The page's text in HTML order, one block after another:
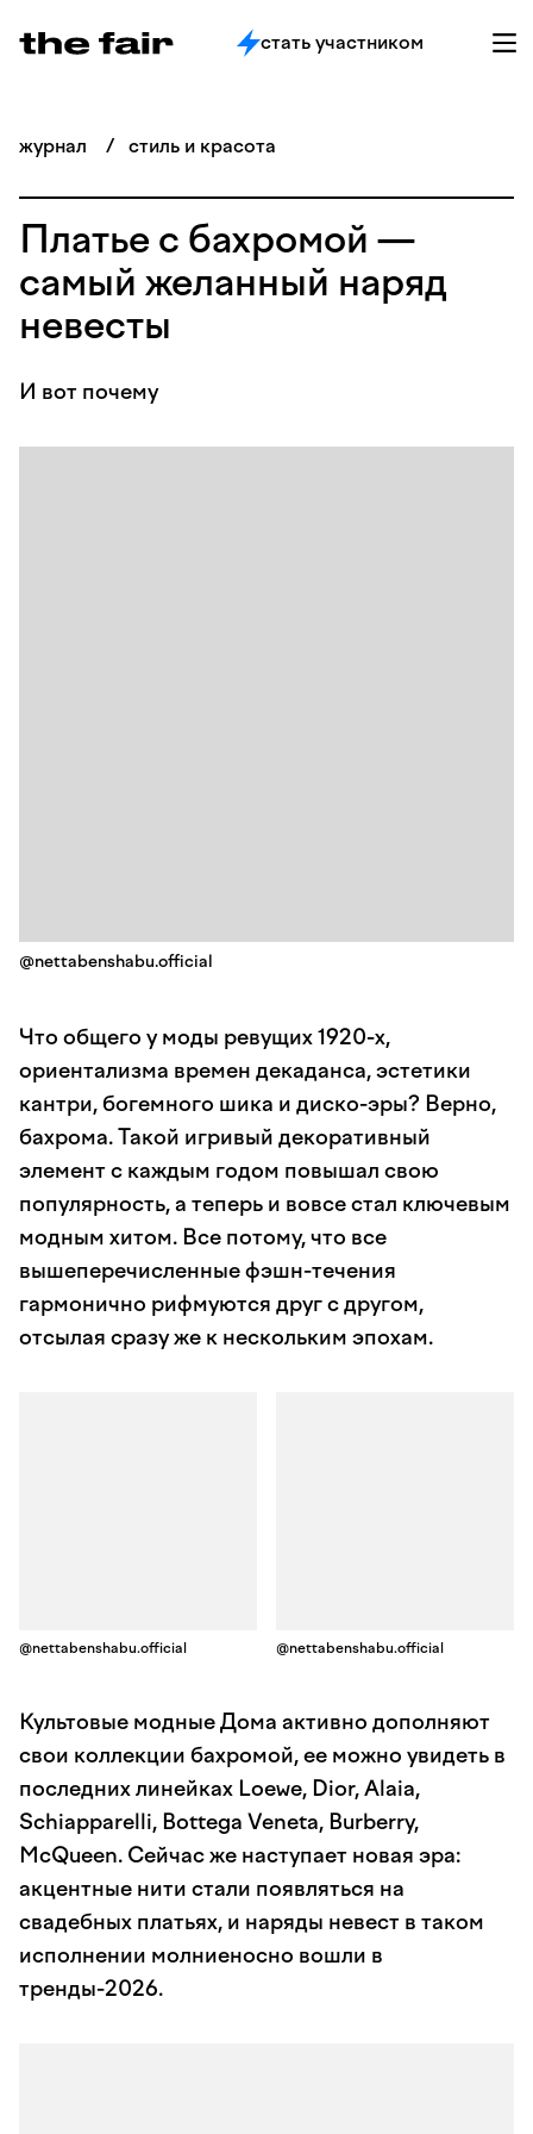
стать участником
журнал / стиль и красота
@nettabenshabu.official
Платье с бахромой —
самый желанный наряд
невесты
И вот почему
Что общего у моды ревущих 1920-х,
ориентализма времен декаданса, эстетики
кантри, богемного шика и диско-эры? Верно,
бахрома. Такой игривый декоративный
элемент с каждым годом повышал свою
популярность, а теперь и вовсе стал ключевым
модным хитом. Все потому, что все
вышеперечисленные фэшн-течения
гармонично рифмуются друг с другом,
отсылая сразу же к нескольким эпохам.
@nettabenshabu.official @nettabenshabu.official
Культовые модные Дома активно дополняют
свои коллекции бахромой, ее можно увидеть в
последних линейках Loewe, Dior, Alaia,
Schiapparelli, Bottega Veneta, Burberry,
McQueen. Сейчас же наступает новая эра:
акцентные нити стали появляться на
свадебных платьях, и наряды невест в таком
исполнении молниеносно вошли в
тренды-2026.